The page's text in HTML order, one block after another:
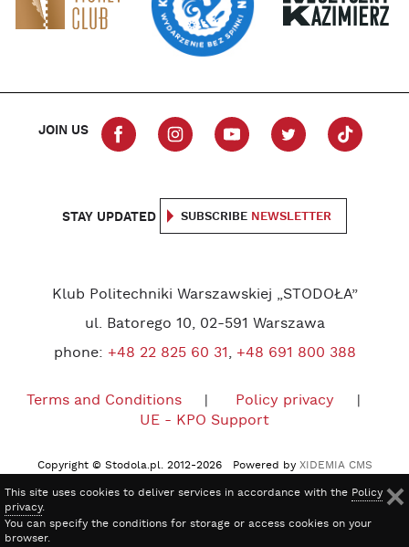
JOIN US
STAY UPDATED SUBSCRIBE NEWSLETTER
Klub Politechniki Warszawskiej „STODOŁA”
ul. Batorego 10, 02-591 Warszawa
phone: +48 22 825 60 31, +48 691 800 388
Terms and Conditions
Policy privacy
UE - KPO Support
Copyright © Stodola.pl. 2012-2026 Powered by XIDEMIA CMS
This site uses cookies to deliver services in accordance with the Policy
privacy.
You can specify the conditions for storage or access cookies on your
browser.